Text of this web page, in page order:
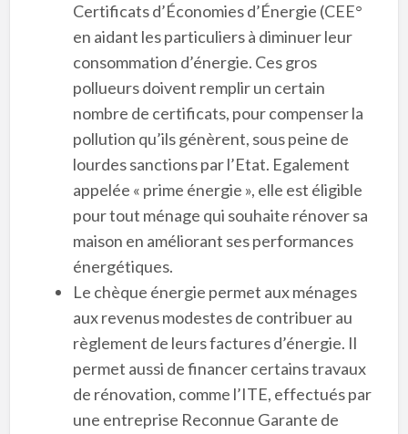
Certificats d’Économies d’Énergie (CEE°
en aidant les particuliers à diminuer leur
consommation d’énergie. Ces gros
pollueurs doivent remplir un certain
nombre de certificats, pour compenser la
pollution qu’ils génèrent, sous peine de
lourdes sanctions par l’Etat. Egalement
appelée « prime énergie », elle est éligible
pour tout ménage qui souhaite rénover sa
maison en améliorant ses performances
énergétiques.
Le chèque énergie permet aux ménages
aux revenus modestes de contribuer au
règlement de leurs factures d’énergie. Il
permet aussi de financer certains travaux
de rénovation, comme l’ITE, effectués par
une entreprise Reconnue Garante de